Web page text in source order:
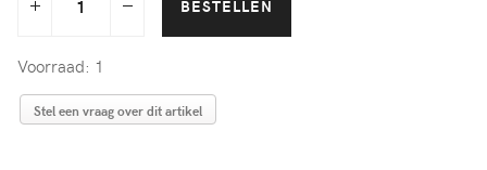
Voorraad: 1
Stel een vraag over dit artikel